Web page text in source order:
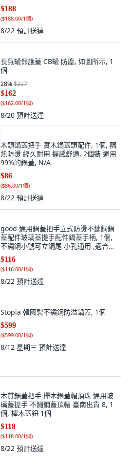
($188.00/1個
8/22預計送達
個
28
$162
($162.00/1個
8/20預計送達
熱防燙 經久耐用 握感舒適, 2個裝 適用
99%的鍋蓋, N/A
$86
($86.00/1個
8/22預計送達
蓋配件玻璃蓋提手配件鍋蓋手柄, 1個,
不鏽鋼小號可立鋼尾 小孔通用 ,適合孔
距0.5-1.2cm
$116
($116.00/1個
8/22預計送達
$599
($599.00/1個
8/12 星期三
璃蓋提手 不鏽鋼蓋頂帽 臺南出貨 8, 1
個, 櫸木蓋鈕 1個
$118
($118.00/1個
8/22預計送達